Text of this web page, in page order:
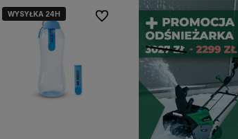
WYSYŁKA 24H
WYSYŁKA 24H Do ulubionych